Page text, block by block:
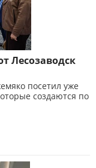
Лесозаводск
посетил уже
создаются по